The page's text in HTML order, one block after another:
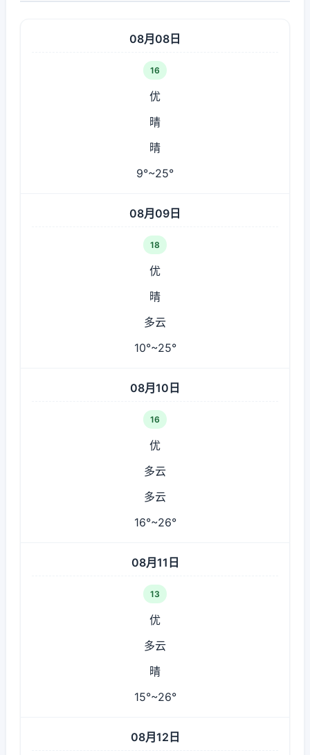
08月08日
16
优
晴
晴
9°~25°
08月09日
18
优
晴
多云
10°~25°
08月10日
16
优
多云
多云
16°~26°
08月11日
13
优
多云
晴
15°~26°
08月12日